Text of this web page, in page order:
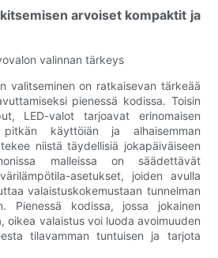
arvoiset kompaktit ja
valinnan tärkeys
valitseminen on ratkaisevan tärkeää
pienessä kodissa. Toisin
LED-valot tarjoavat erinomaisen
pitkän käyttöiän ja alhaisemman
niistä täydellisiä jokapäiväiseen
malleissa on säädettävät
asetukset, joiden avulla
valaistuskokemustaan ​​​​tunnelman
Pienessä kodissa, jossa jokainen
oikea valaistus voi luoda avoimuuden
tilavamman tuntuisen ja tarjota